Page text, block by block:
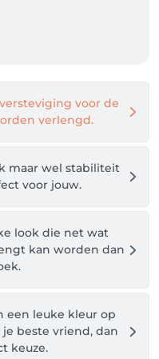
met oog voor detail
voor de
verlengd.
maar wel stabiliteit
voor jouw.
look die net wat
kan worden dan
een leuke kleur op
beste vriend, dan
keuze.